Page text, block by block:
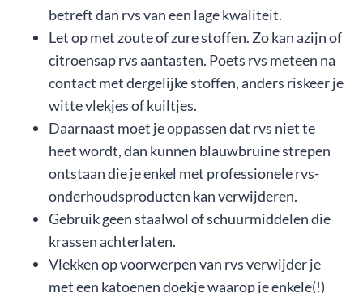
betreft dan rvs van een lage kwaliteit.
Let op met zoute of zure stoffen. Zo kan azijn of
citroensap rvs aantasten. Poets rvs meteen na
contact met dergelijke stoffen, anders riskeer je
witte vlekjes of kuiltjes.
Daarnaast moet je oppassen dat rvs niet te
heet wordt, dan kunnen blauwbruine strepen
ontstaan die je enkel met professionele rvs-
onderhoudsproducten kan verwijderen.
Gebruik geen staalwol of schuurmiddelen die
krassen achterlaten.
Vlekken op voorwerpen van rvs verwijder je
met een katoenen doekje waarop je enkele(!)